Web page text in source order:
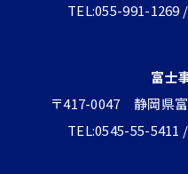
TEL:055-991-1269
富士
〒417-0047 静岡県
TEL:0545-55-5411